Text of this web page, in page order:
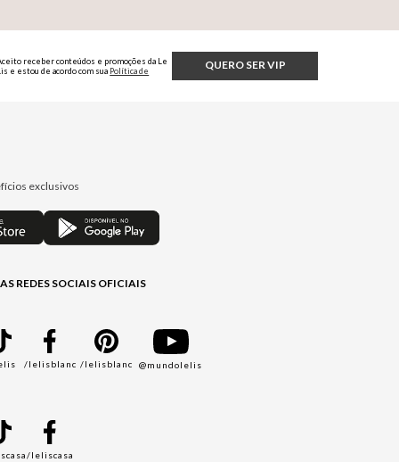
QUERO SER VIP
receber conteúdos e promoções da Le
e estou de acordo com sua Política de
exclusivos
REDES SOCIAIS OFICIAIS
/lelisblanc /lelisblanc @mundolelis
/leliscasa